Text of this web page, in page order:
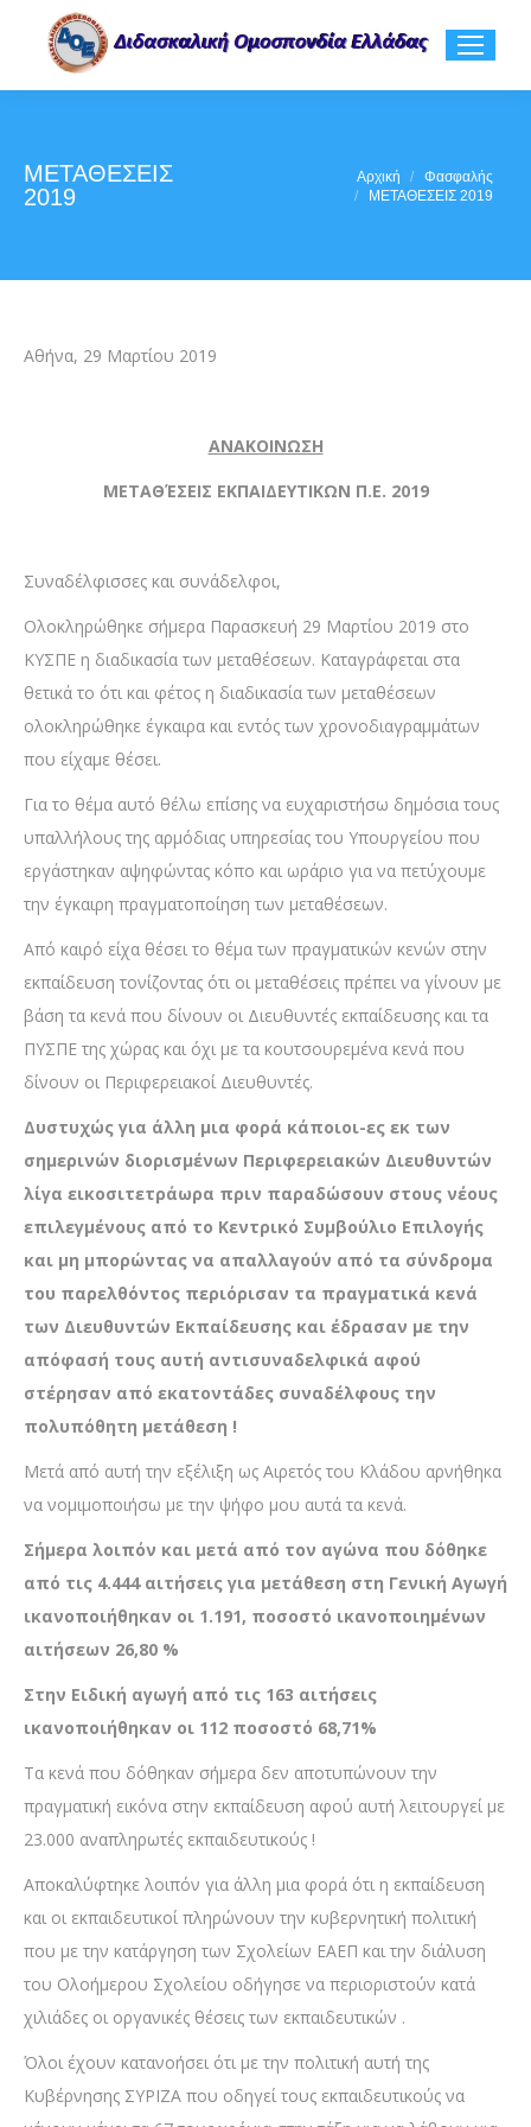
ΜΕΤΑΘΕΣΕΙΣ
2019
Αρχική
Φασφαλής
ΜΕΤΑΘΕΣΕΙΣ 2019
Αθήνα, 29 Μαρτίου 2019
ΑΝΑΚΟΙΝΩΣΗ
ΜΕΤΑΘΈΣΕΙΣ EKΠΑΙΔΕΥΤΙΚΩΝ Π.Ε. 2019
Συναδέλφισσες και συνάδελφοι,
Ολοκληρώθηκε σήμερα Παρασκευή 29 Μαρτίου 2019 στο
ΚΥΣΠΕ η διαδικασία των μεταθέσεων. Καταγράφεται στα
θετικά το ότι και φέτος η διαδικασία των μεταθέσεων
ολοκληρώθηκε έγκαιρα και εντός των χρονοδιαγραμμάτων
που είχαμε θέσει.
Για το θέμα αυτό θέλω επίσης να ευχαριστήσω δημόσια τους
υπαλλήλους της αρμόδιας υπηρεσίας του Υπουργείου που
εργάστηκαν αψηφώντας κόπο και ωράριο για να πετύχουμε
την έγκαιρη πραγματοποίηση των μεταθέσεων.
Από καιρό είχα θέσει το θέμα των πραγματικών κενών στην
εκπαίδευση τονίζοντας ότι οι μεταθέσεις πρέπει να γίνουν με
βάση τα κενά που δίνουν οι Διευθυντές εκπαίδευσης και τα
ΠΥΣΠΕ της χώρας και όχι με τα κουτσουρεμένα κενά που
δίνουν οι Περιφερειακοί Διευθυντές.
Δυστυχώς για άλλη μια φορά κάποιοι-ες εκ των
σημερινών διορισμένων Περιφερειακών Διευθυντών
λίγα εικοσιτετράωρα πριν παραδώσουν στους νέους
επιλεγμένους από το Κεντρικό Συμβούλιο Επιλογής
και μη μπορώντας να απαλλαγούν από τα σύνδρομα
του παρελθόντος περιόρισαν τα πραγματικά κενά
των Διευθυντών Εκπαίδευσης και έδρασαν με την
απόφασή τους αυτή αντισυναδελφικά αφού
στέρησαν από εκατοντάδες συναδέλφους την
πολυπόθητη μετάθεση !
Μετά από αυτή την εξέλιξη ως Αιρετός του Κλάδου αρνήθηκα
να νομιμοποιήσω με την ψήφο μου αυτά τα κενά.
Σήμερα λοιπόν και μετά από τον αγώνα που δόθηκε
από τις 4.444 αιτήσεις για μετάθεση στη Γενική Αγωγή
ικανοποιήθηκαν οι 1.191, ποσοστό ικανοποιημένων
αιτήσεων 26,80 %
Στην Ειδική αγωγή από τις 163 αιτήσεις
ικανοποιήθηκαν οι 112 ποσοστό 68,71%
Τα κενά που δόθηκαν σήμερα δεν αποτυπώνουν την
πραγματική εικόνα στην εκπαίδευση αφού αυτή λειτουργεί με
23.000 αναπληρωτές εκπαιδευτικούς !
Αποκαλύφτηκε λοιπόν για άλλη μια φορά ότι η εκπαίδευση
και οι εκπαιδευτικοί πληρώνουν την κυβερνητική πολιτική
που με την κατάργηση των Σχολείων ΕΑΕΠ και την διάλυση
του Ολοήμερου Σχολείου οδήγησε να περιοριστούν κατά
χιλιάδες οι οργανικές θέσεις των εκπαιδευτικών .
Όλοι έχουν κατανοήσει ότι με την πολιτική αυτή της
Κυβέρνησης ΣΥΡΙΖΑ που οδηγεί τους εκπαιδευτικούς να